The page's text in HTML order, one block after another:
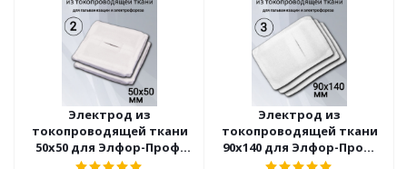
Электрод из
токопроводящей ткани
50x50 для Элфор-Проф,
ПОТОК ( 2 шт )
Электрод из
токопроводящей ткани
90x140 для Элфор-Проф,
ПОТОК ( 3 шт )